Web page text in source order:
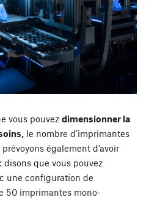
vous pouvez dimensionner la
le nombre d’imprimantes
prévoyons également d’avoir
que vous pouvez
une configuration de
50 imprimantes mono-